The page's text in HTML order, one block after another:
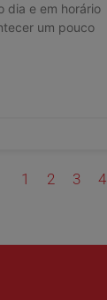
dia e em horário
um pouco
1 2 3 4